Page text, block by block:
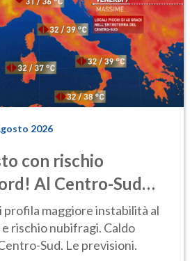
2026
con rischio
Al Centro-Sud
profila maggiore instabilità al
rischio nubifragi. Caldo
Sud. Le previsioni.